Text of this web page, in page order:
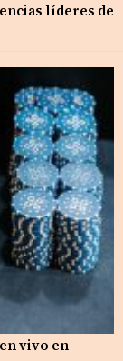
líderes de
vivo en